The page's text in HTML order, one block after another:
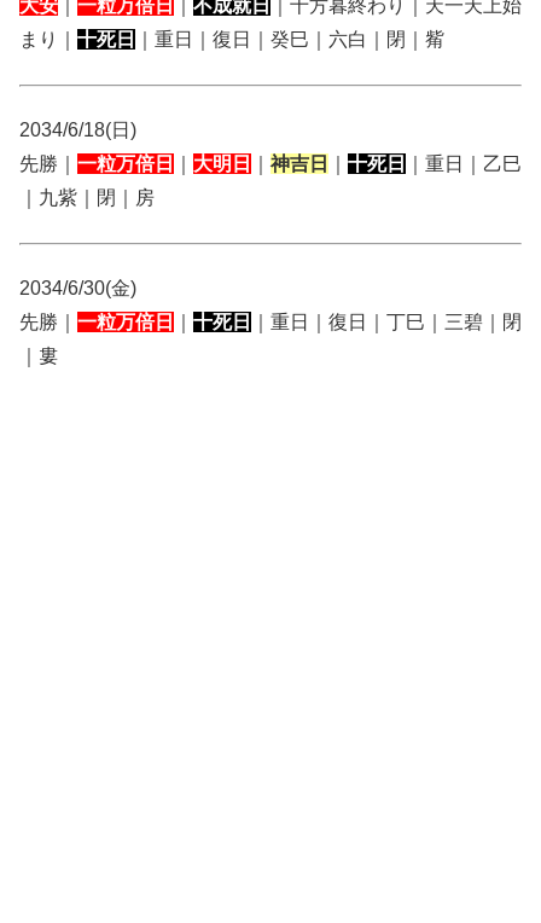
大安 一粒万倍日 不成就日
｜十方暮終わり｜天一天上始
まり｜ 十死日 ｜重日｜復日｜癸巳｜六白｜閉｜觜
2034/6/18(日)
先勝｜ 一粒万倍日 大明日 神吉日 十死日
｜重日｜乙巳
｜九紫｜閉｜房
2034/6/30(金)
先勝｜ 一粒万倍日 十死日
｜重日｜復日｜丁巳｜三碧｜閉
｜婁